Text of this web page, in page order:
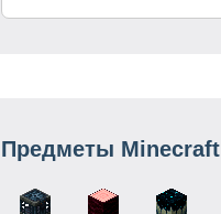
Предметы Minecraft